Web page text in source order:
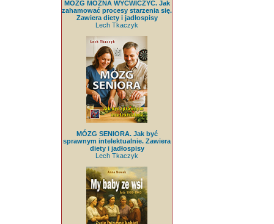
MÓZG MOŻNA WYĆWICZYĆ. Jak
zahamować procesy starzenia się.
Zawiera diety i jadłospisy
Lech Tkaczyk
MÓZG SENIORA. Jak być
sprawnym intelektualnie. Zawiera
diety i jadłospisy
Lech Tkaczyk